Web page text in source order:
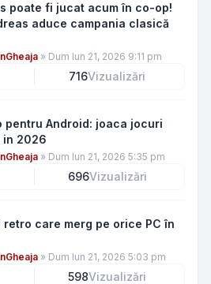
poate fi jucat acum în co-op!
aduce campania clasică
» Dum Iun 21, 2026 9:11 pm
716Vizualizări
pentru Android: joaca jocuri
in 2026
» Dum Iun 21, 2026 5:35 pm
696Vizualizări
care merg pe orice PC în
» Dum Iun 21, 2026 5:03 pm
598Vizualizări